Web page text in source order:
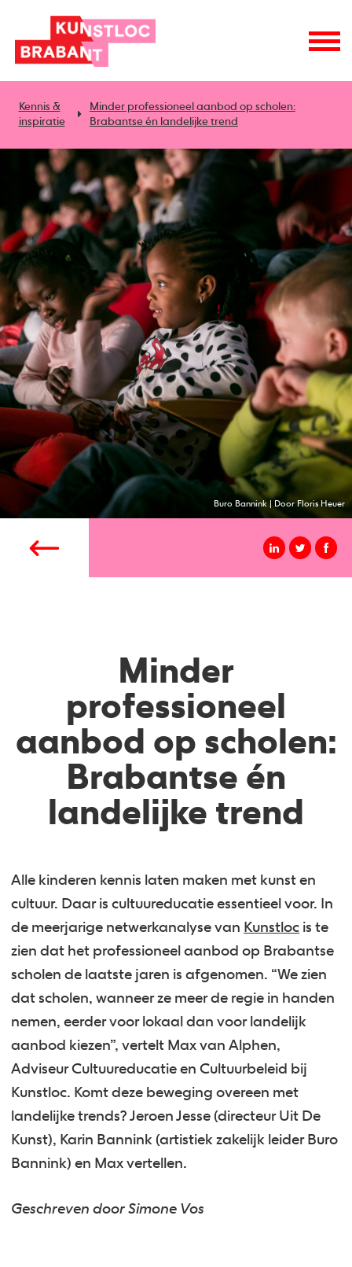
Kennis &
inspiratie
Minder professioneel aanbod op scholen:
Brabantse én landelijke trend
Buro Bannink | Door Floris Heuer
Minder
professioneel
aanbod op scholen:
Brabantse én
landelijke trend
Alle kinderen kennis laten maken met kunst en
cultuur. Daar is cultuureducatie essentieel voor. In
de meerjarige netwerkanalyse van Kunstloc is te
zien dat het professioneel aanbod op Brabantse
scholen de laatste jaren is afgenomen. “We zien
dat scholen, wanneer ze meer de regie in handen
nemen, eerder voor lokaal dan voor landelijk
aanbod kiezen”, vertelt Max van Alphen,
Adviseur Cultuureducatie en Cultuurbeleid bij
Kunstloc. Komt deze beweging overeen met
landelijke trends? Jeroen Jesse (directeur Uit De
Kunst), Karin Bannink (artistiek zakelijk leider Buro
Bannink) en Max vertellen.
Geschreven door Simone Vos